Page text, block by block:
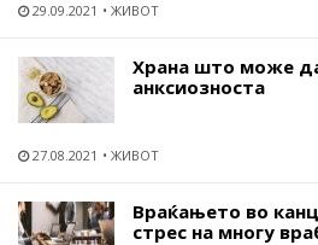
29.09.2021 ЖИВОТ
Храна што може
анксиозноста
27.08.2021 ЖИВОТ
Враќањето во
стрес на многу